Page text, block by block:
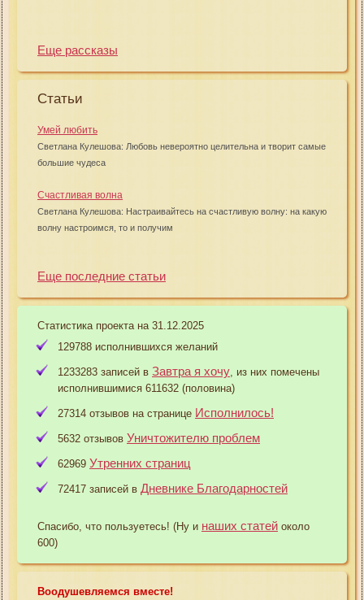
Еще рассказы
Статьи
Умей любить
Светлана Кулешова: Любовь невероятно целительна и творит самые
большие чудеса
Счастливая волна
Светлана Кулешова: Настраивайтесь на счастливую волну: на какую
волну настроимся, то и получим
Еще последние статьи
Статистика проекта на 31.12.2025
129788 исполнившихся желаний
1233283 записей в Завтра я хочу , из них помечены
исполнившимися 611632 (половина)
27314 отзывов на странице Исполнилось!
5632 отзывов Уничтожителю проблем
62969 Утренних страниц
72417 записей в Дневнике Благодарностей
Спасибо, что пользуетесь! (Ну и наших статей около
600)
Воодушевляемся вместе!